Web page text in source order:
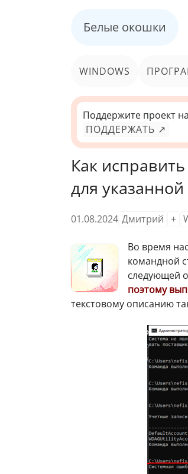
Белые окошки
WINDOWS
Поддержите проект на
ПОДДЕРЖАТЬ ↗
Как
для
01.08.2024 Дмитрий +
Во время
командной
следующей
поэтому
текстовому описанию